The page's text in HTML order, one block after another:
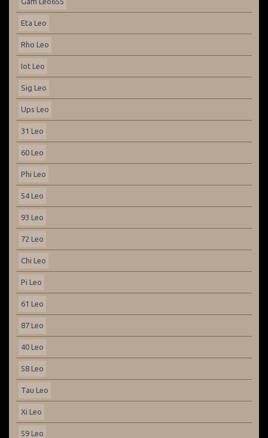
Eta Leo
Rho Leo
Iot Leo
Sig Leo
Ups Leo
31 Leo
60 Leo
Phi Leo
54 Leo
93 Leo
72 Leo
Chi Leo
Pi Leo
61 Leo
87 Leo
40 Leo
58 Leo
Tau Leo
Xi Leo
59 Leo